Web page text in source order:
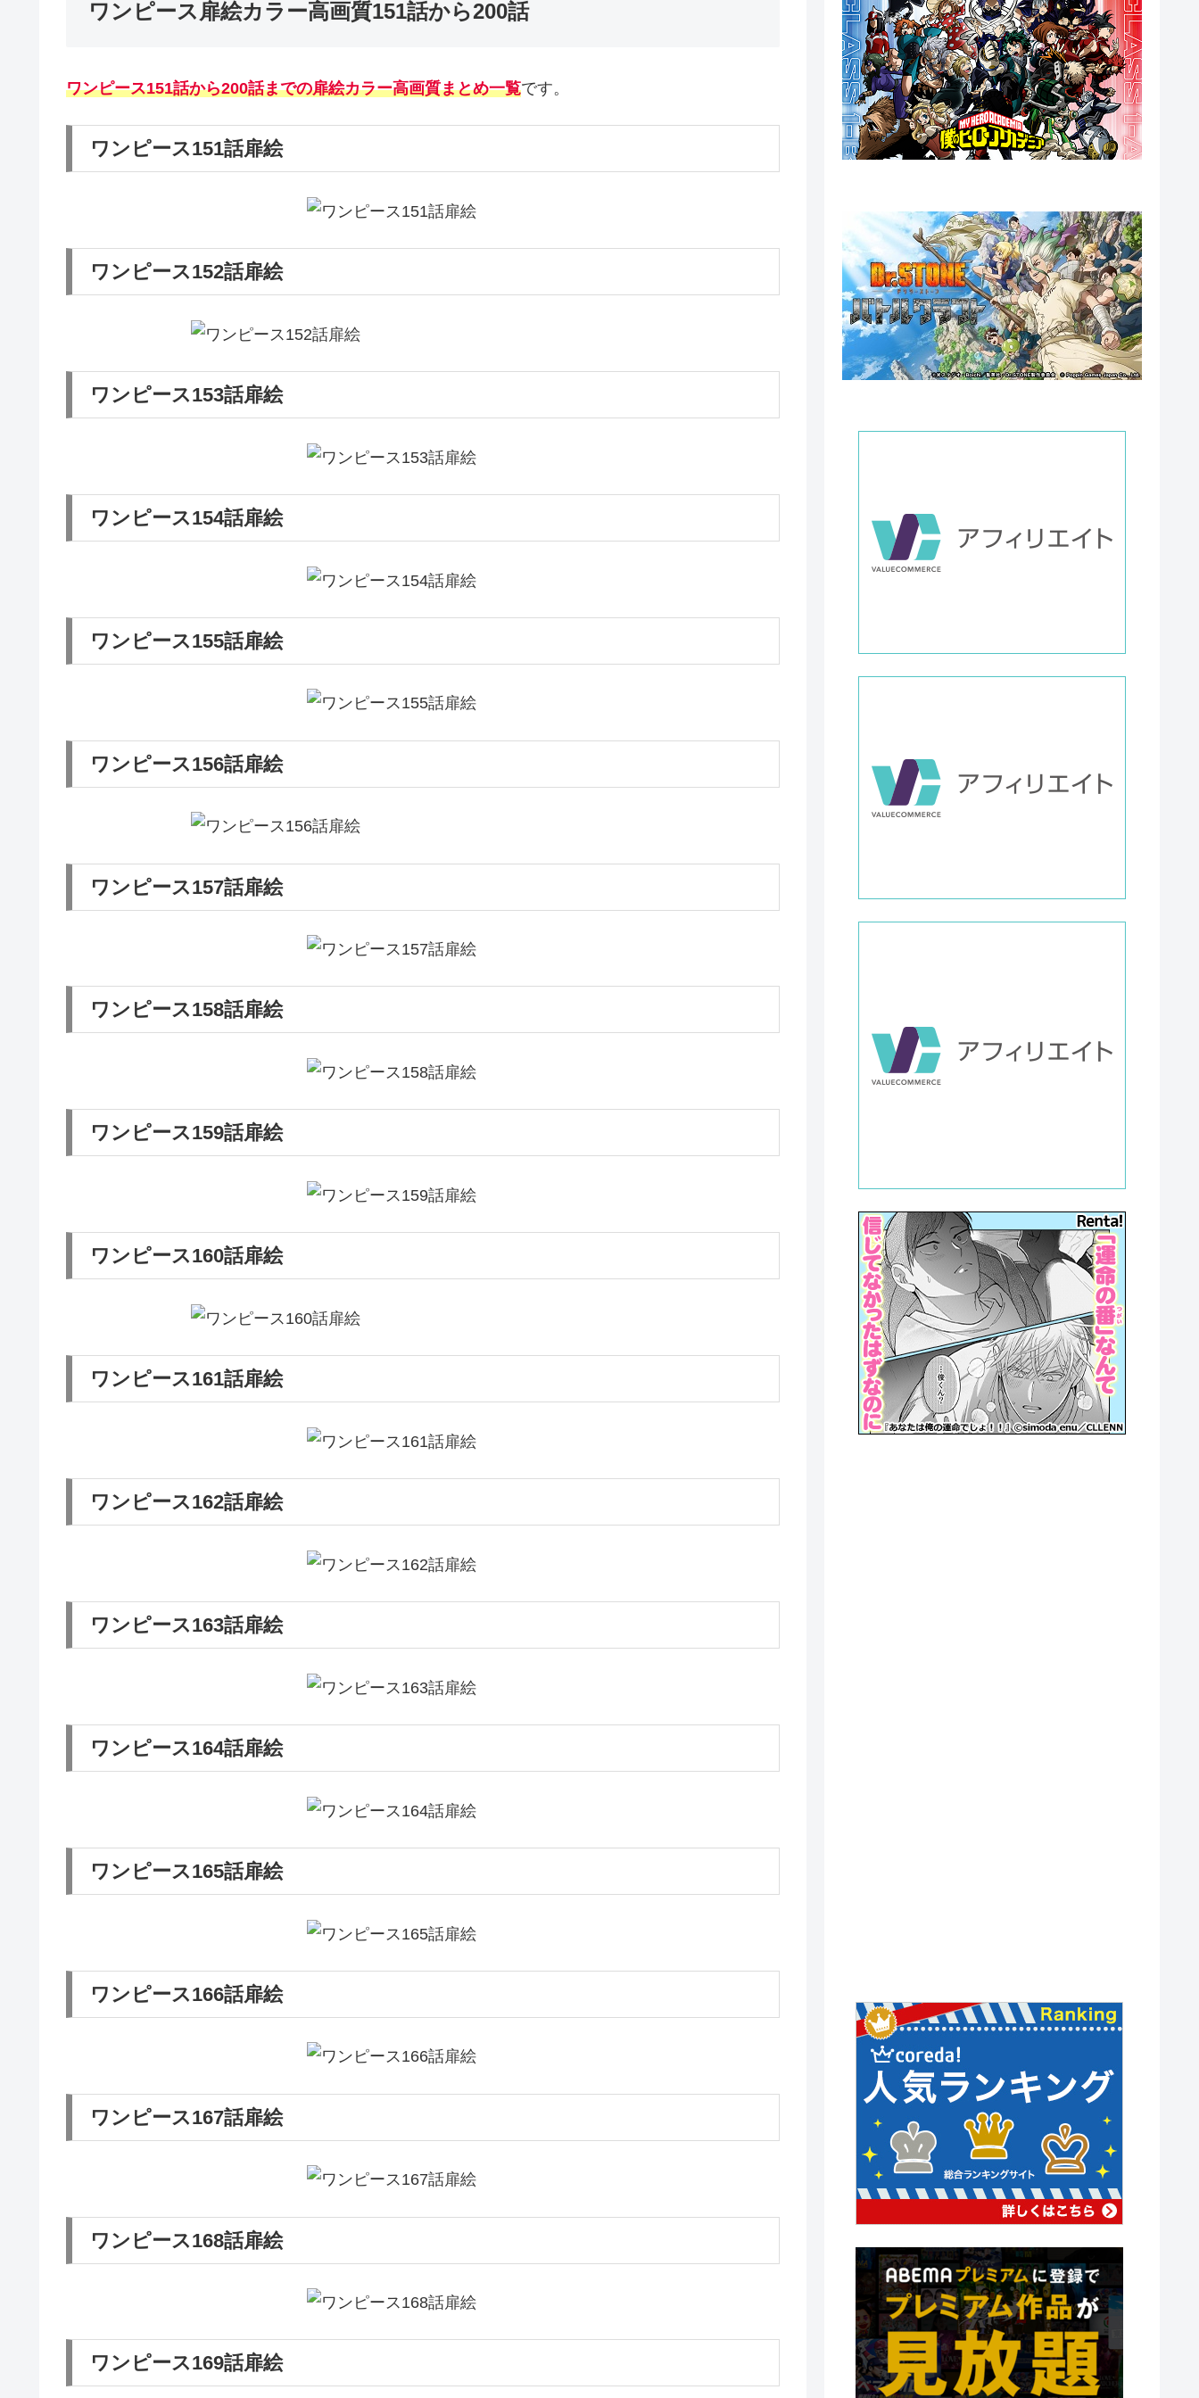
ワンピース扉絵カラー高画質151話から200話
ワンピース151話から200話までの扉絵カラー高画質まとめ一覧です。
ワンピース151話扉絵
ワンピース152話扉絵
ワンピース153話扉絵
ワンピース154話扉絵
ワンピース155話扉絵
ワンピース156話扉絵
ワンピース157話扉絵
ワンピース158話扉絵
ワンピース159話扉絵
ワンピース160話扉絵
ワンピース161話扉絵
ワンピース162話扉絵
ワンピース163話扉絵
ワンピース164話扉絵
ワンピース165話扉絵
ワンピース166話扉絵
ワンピース167話扉絵
ワンピース168話扉絵
ワンピース169話扉絵